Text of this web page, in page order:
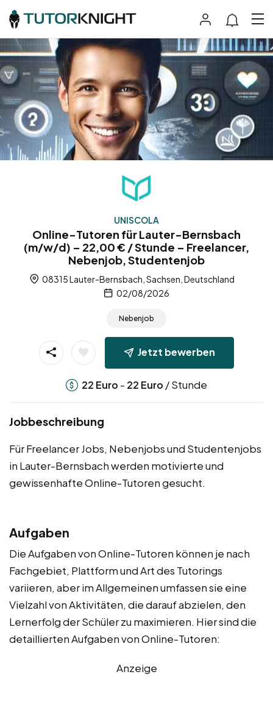
UNISCOLA
Online-Tutoren für Lauter-Bernsbach
(m/w/d) – 22,00 € / Stunde – Freelancer,
Nebenjob, Studentenjob
08315 Lauter-Bernsbach, Sachsen, Deutschland
02/08/2026
Nebenjob
Jetzt bewerben
22 Euro - 22 Euro / Stunde
Jobbeschreibung
Für Freelancer Jobs, Nebenjobs und Studentenjobs
in Lauter-Bernsbach werden motivierte und
gewissenhafte Online-Tutoren gesucht.
Aufgaben
Die Aufgaben von Online-Tutoren können je nach
Fachgebiet, Plattform und Art des Tutorings
variieren, aber im Allgemeinen umfassen sie eine
Vielzahl von Aktivitäten, die darauf abzielen, den
Lernerfolg der Schüler zu maximieren. Hier sind die
detaillierten Aufgaben von Online-Tutoren:
Anzeige